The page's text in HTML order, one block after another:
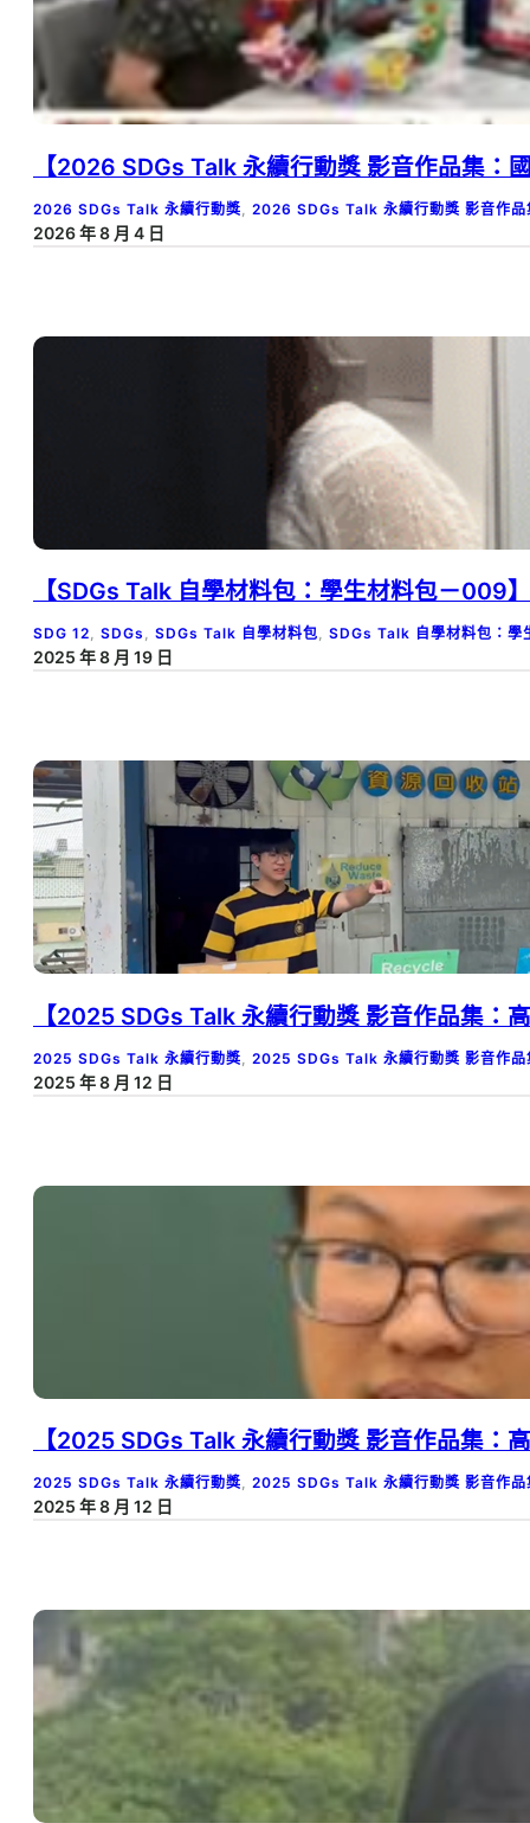
【2026 SDGs Talk 永續行動獎 影音作品集：
2026 SDGs Talk 永續行動獎, 2026 SDGs Talk 永續行動獎 影音作品
2026 年 8 月 4 日
【SDGs Talk 自學材料包：學生材料包－009
SDG 12, SDGs , SDGs Talk 自學材料包, SDGs Talk 自學材料包：學
2025 年 8 月 19 日
【2025 SDGs Talk 永續行動獎 影音作品集：
2025 SDGs Talk 永續行動獎 2025 SDGs Talk 永續行動獎 影音作品
2025 年 8 月 12 日
【2025 SDGs Talk 永續行動獎 影音作品集
2025 SDGs Talk 永續行動獎, 2025 SDGs Talk 永續行動獎 影音作品
2025 年 8 月 12 日